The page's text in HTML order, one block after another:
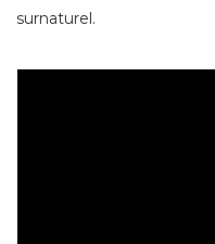
surnaturel.